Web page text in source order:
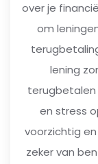
over je
om
lening
terugbetalen
en stress
voorzichtig
zeker van